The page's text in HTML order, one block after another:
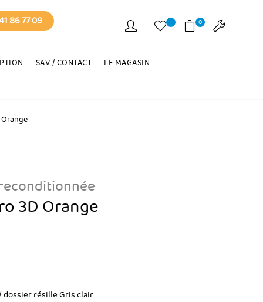
86 77 09 0
SAV / CONTACT LE MAGASIN
3D Orange
dossier résille Gris clair